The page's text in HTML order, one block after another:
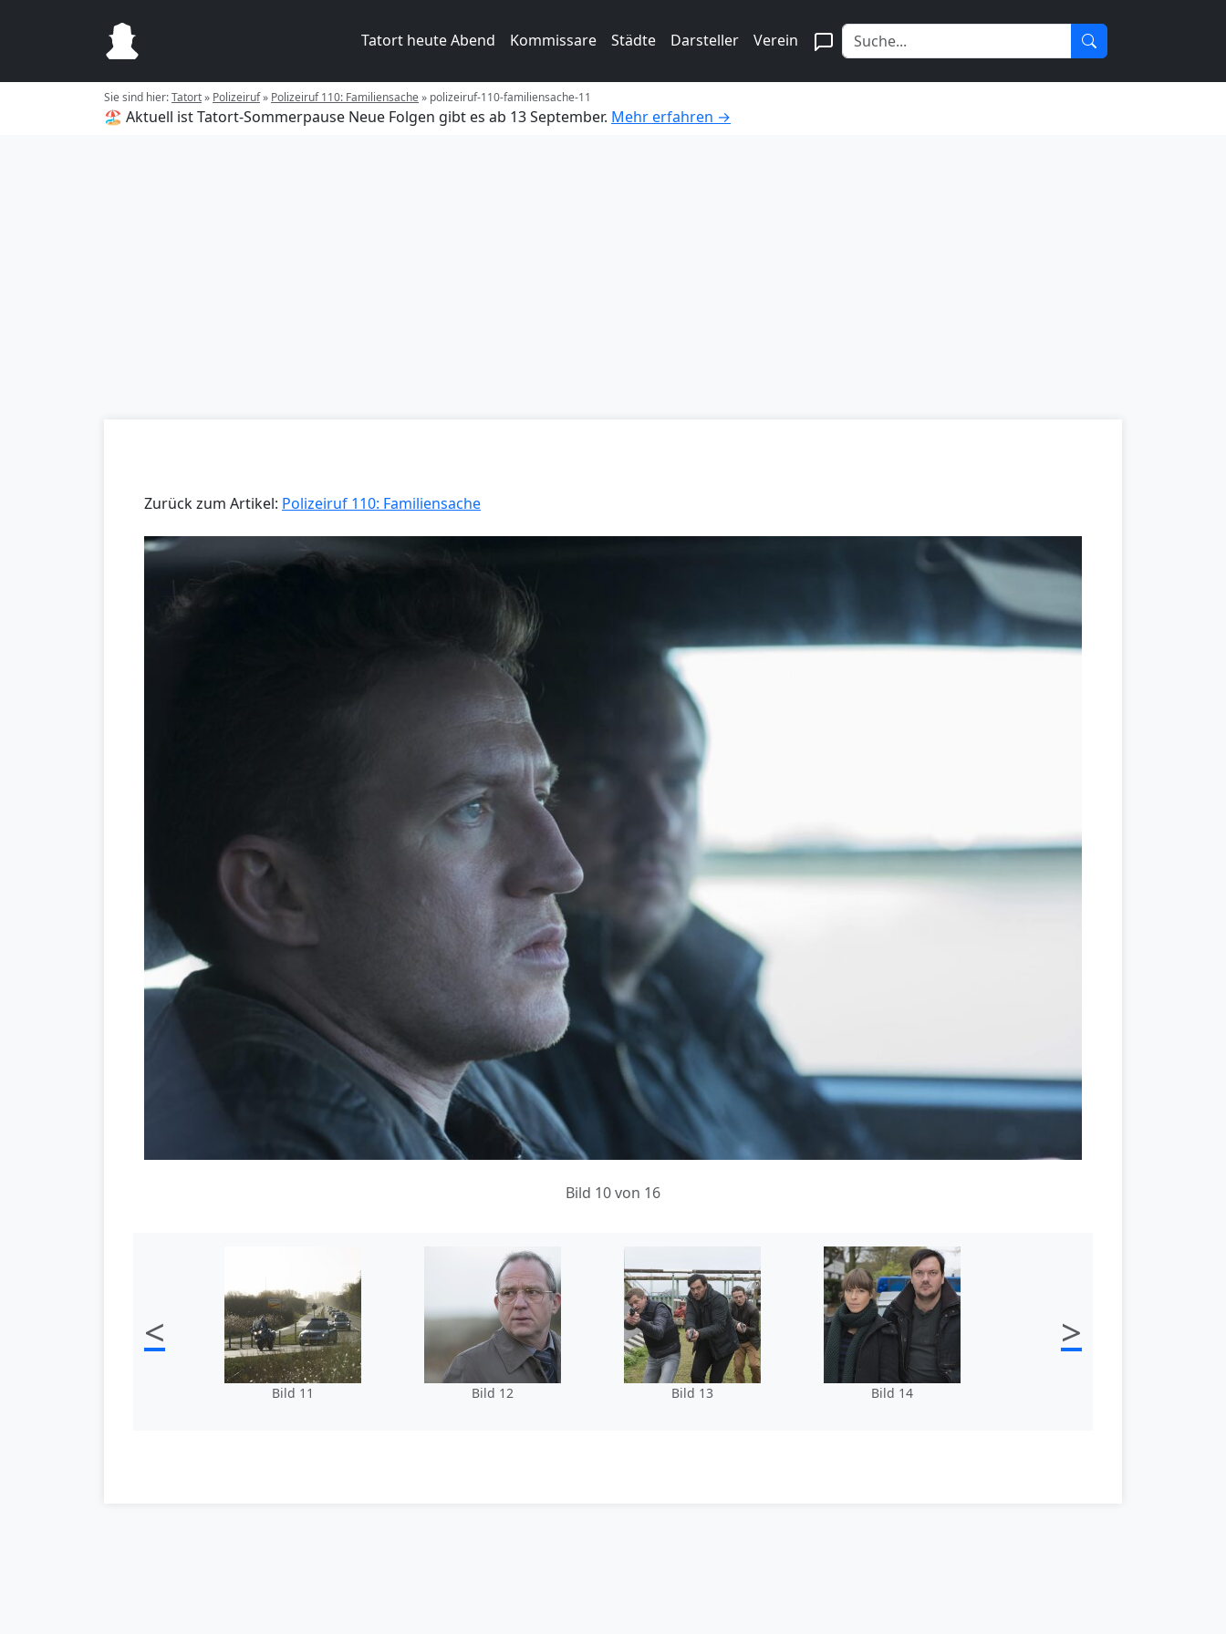
Tatort heute Abend Kommissare Städte Darsteller Verein
Sie sind hier:Tatort» Polizeiruf» Polizeiruf 110: Familiensache» polizeiruf-110-familiensache-11
🏖️ Aktuell ist Tatort-Sommerpause Neue Folgen gibt es ab 13 September. Mehr erfahren →
Zurück zum Artikel: Polizeiruf 110: Familiensache
Bild 10 von 16
<
Bild 11 Bild 12 Bild 13 Bild 14
>